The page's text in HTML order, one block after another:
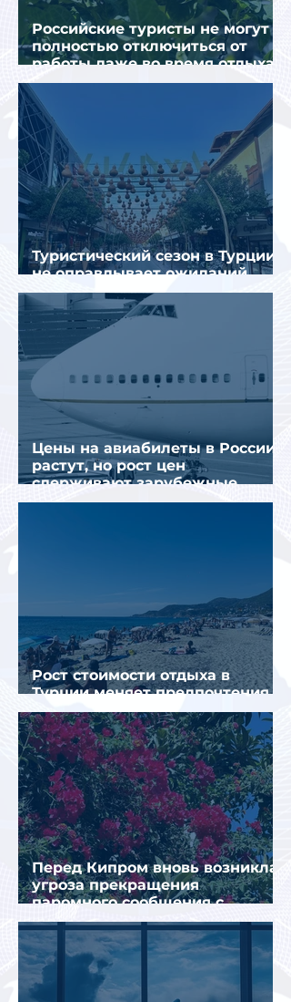
Российские туристы не могут
полностью отключиться от
работы даже во время отдыха
в Турции
Туристический сезон в Турции
не оправдывает ожиданий
отрасли
Цены на авиабилеты в России
растут, но рост цен
сдерживают зарубежные
конкуренты
Рост стоимости отдыха в
Турции меняет предпочтения
туристов
Перед Кипром вновь возникла
угроза прекращения
паромного сообщения с
Грецией